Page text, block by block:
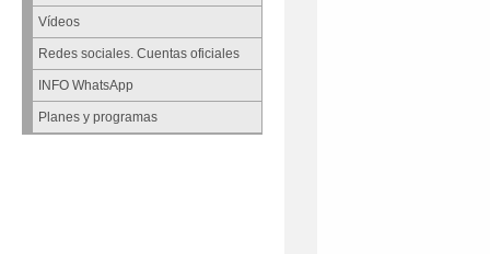
Vídeos
Redes sociales. Cuentas oficiales
INFO WhatsApp
Planes y programas